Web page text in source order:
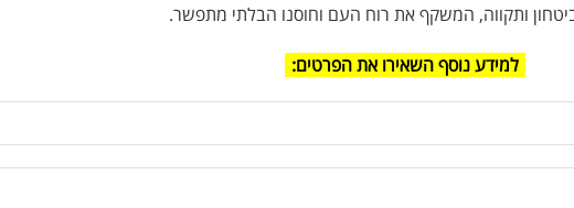
ותקווה, המשקף את רוח העם וחוסנו הבלתי מתפשר.
למידע נוסף השאירו את הפרטים: